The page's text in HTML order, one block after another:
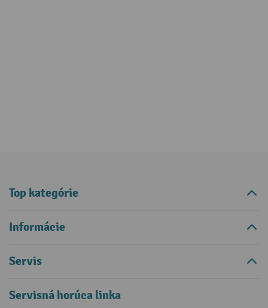
Top kategórie
Informácie
Servis
Servisná horúca linka